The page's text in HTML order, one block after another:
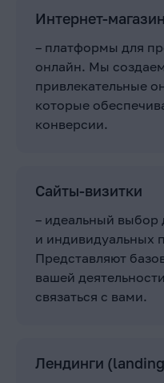
Интернет-
– платформы для
онлайн. Мы
привлекательные
которые
конверсии.
Сайты-визитки
– идеальный выбор
и индивидуальных
Представляют
вашей
связаться с вами.
Лендинги